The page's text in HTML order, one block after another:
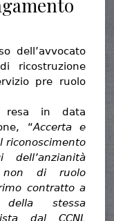
dell’avvocato
ricostruzione
pre ruolo
resa in data
“Accerta e
riconoscimento
di ruolo
contratto a
della stessa
dal CCNL